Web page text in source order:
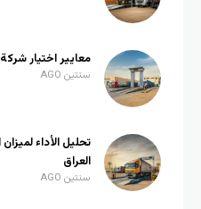
معايير اختيار
سنتين AGO
تحليل الأداء
العراق
سنتين AGO